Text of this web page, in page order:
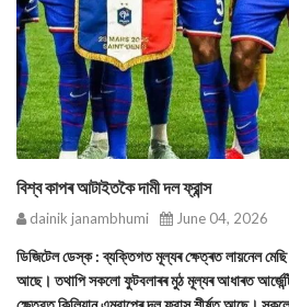
বিশ্ব কাপৰ আটাইতকৈ দামী দল ফ্রান্স
dainik janambhumi June 04, 2026
ডিজিটেল ডেস্ক : ব্যক্তিগত মূল্যৰ ক্ষেত্ৰত লায়নেল
আছে। তথাপি সকলো ফুটবলাৰৰ মুঠ মূল্যৰ আধাৰত